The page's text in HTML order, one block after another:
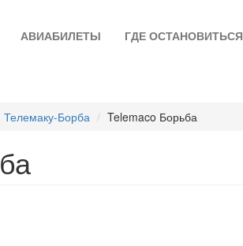
АВИАБИЛЕТЫ ГДЕ ОСТАНОВИТЬСЯ
Телемаку-Борба Telemaco Борьба